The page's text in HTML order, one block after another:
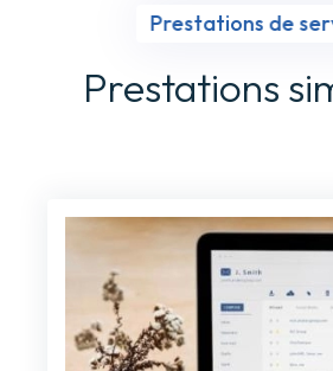
Prestations de
Prestations